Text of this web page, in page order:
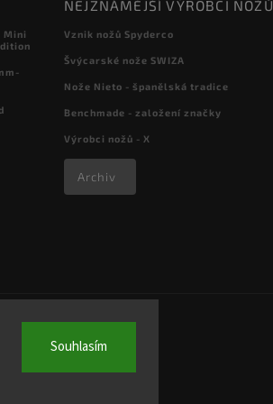
Souhlasím
Mini
NEJZNÁMĚJŠÍ VÝROBCI NOŽŮ
Vznik nožů Spyderco
Švýcarské nože SWIZA
Nože Nieto - španělská tradice
Benchmade - založení značky
Výrobci nožů - X
Archiv